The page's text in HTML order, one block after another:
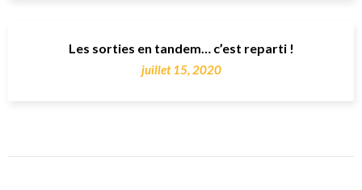
Les sorties en tandem… c’est reparti !
juillet 15, 2020